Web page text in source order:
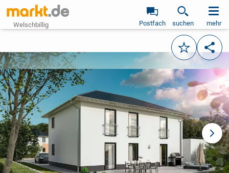
Welschbillig Postfach suchen mehr
Merken
vorheriges Bild